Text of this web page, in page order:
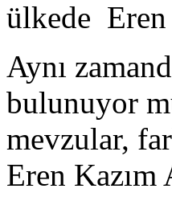
ülkede Eren
Aynı
bulunuyor
mevzular,
Eren Kazım